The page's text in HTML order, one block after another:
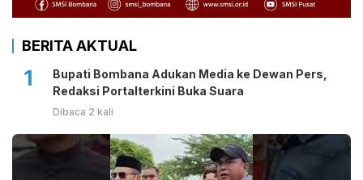
BERITA AKTUAL
1
Bupati Bombana Adukan Media ke Dewan Pers,
Redaksi Portalterkini Buka Suara
Dibaca 2 kali